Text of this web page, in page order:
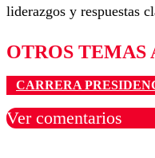
liderazgos y respuestas
OTROS TEMAS
CARRERA
Ver comentarios